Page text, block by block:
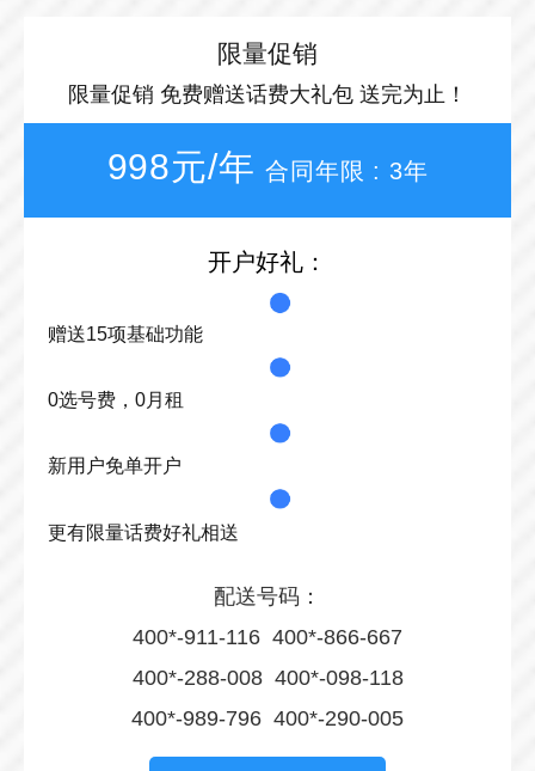
限量促销
限量促销 免费赠送话费大礼包 送完为止！
998元/年 合同年限 : 3年
开户好礼：
赠送15项基础功能
0选号费，0月租
新用户免单开户
更有限量话费好礼相送
配送号码：
400*-911-116 400*-866-667
400*-288-008 400*-098-118
400*-989-796 400*-290-005